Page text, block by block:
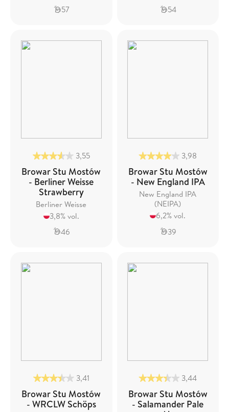
57
54
3,55
Browar Stu Mostów
- Berliner Weisse
Strawberry
Berliner Weisse
3,8% vol.
46
3,98
Browar Stu Mostów
- New England IPA
New England IPA
(NEIPA)
6,2% vol.
39
3,41
Browar Stu Mostów
- WRCLW Schöps
3,44
Browar Stu Mostów
- Salamander Pale